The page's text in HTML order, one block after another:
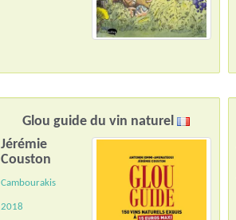
Glou guide du vin naturel
Jérémie
Couston
Cambourakis
2018